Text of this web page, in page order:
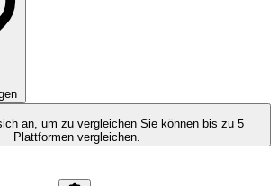
an, um zu vergleichen Sie können bis zu 5
Plattformen vergleichen.